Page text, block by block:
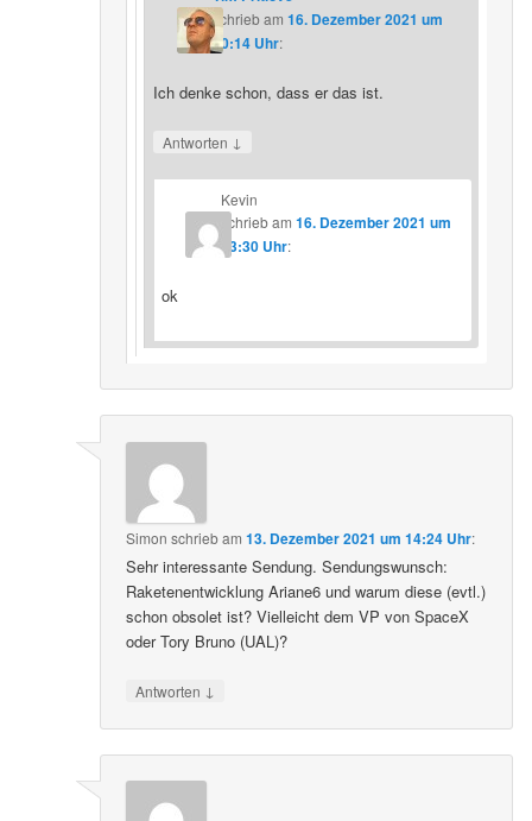
schriebam 16. Dezember 2021 um
20:14 Uhr:
Ich denke schon, dass er das ist.
Antworten ↓
Kevin
schriebam16. Dezember 2021 um
23:30 Uhr:
ok
Simon schriebam13. Dezember 2021 um 14:24 Uhr:
Sehr interessante Sendung. Sendungswunsch:
Raketenentwicklung Ariane6 und warum diese (evtl.)
schon obsolet ist? Vielleicht dem VP von SpaceX
oder Tory Bruno (UAL)?
Antworten ↓